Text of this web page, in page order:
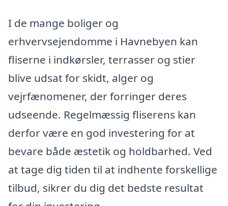
I de mange boliger og
erhvervsejendomme i Havnebyen kan
fliserne i indkørsler, terrasser og stier
blive udsat for skidt, alger og
vejrfænomener, der forringer deres
udseende. Regelmæssig fliserens kan
derfor være en god investering for at
bevare både æstetik og holdbarhed. Ved
at tage dig tiden til at indhente forskellige
tilbud, sikrer du dig det bedste resultat